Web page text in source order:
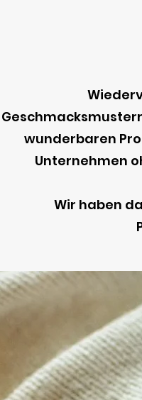
wunderbaren
Unternehmen
Wir haben